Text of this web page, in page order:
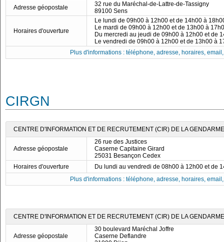
Adresse géopostale
32 rue du Maréchal-de-Lattre-de-Tassigny
89100 Sens
Horaires d'ouverture
Le lundi de 09h00 à 12h00 et de 14h00 à
Le mardi de 09h00 à 12h00 et de 13h00 à
Du mercredi au jeudi de 09h00 à 12h00 et de
Le vendredi de 09h00 à 12h00 et de 13h00 à
Plus d'informations : téléphone, adresse, horaires,
CIRGN
CENTRE D'INFORMATION ET DE RECRUTEMENT (CIR) DE LA
Adresse géopostale
26 rue des Justices
Caserne Capitaine Girard
25031 Besançon Cedex
Horaires d'ouverture
Du lundi au vendredi de 08h00 à 12h00 et de
Plus d'informations : téléphone, adresse, horaires,
CENTRE D'INFORMATION ET DE RECRUTEMENT (CIR) DE LA
Adresse géopostale
30 boulevard Maréchal Joffre
Caserne Deflandre